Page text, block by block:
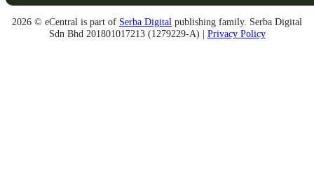
2026 © eCentral is part of Serba Digital publishing family. Serba Digital
Sdn Bhd 201801017213 (1279229-A) | Privacy Policy